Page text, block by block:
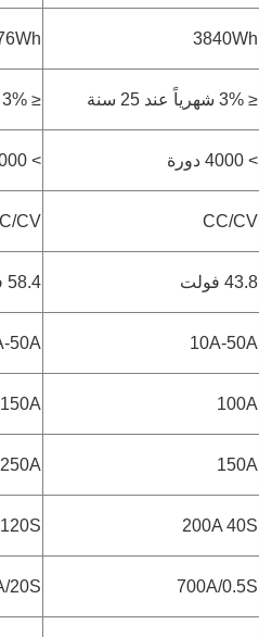
3840Wh
≤ 3% شهرياً عند 25 سنة ≤ 3% شهرياً عند 25 سنة
> 4000 دورة > 4000 دورة
CC/CV
CV
43.8 فولت 58.4 فولت
10A-50A
50A
100A
150A
150A
250A
200A 40S
700A/0.5S
20S